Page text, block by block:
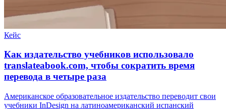
Кейс
Как издательство учебников использовало
translateabook.com, чтобы сократить время
перевода в четыре раза
Американское образовательное издательство переводит свои
учебники InDesign на латиноамериканский испанский